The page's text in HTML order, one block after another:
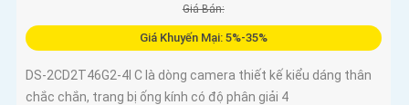
Giá Bán:
Giá Khuyến Mại: 5%-35%
DS-2CD2T46G2-4I C là dòng camera thiết kế kiểu dáng thân
chắc chắn, trang bị ống kính có độ phân giải 4